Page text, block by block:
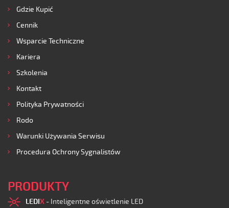
Gdzie Kupić
Cennik
Wsparcie Techniczne
Kariera
Szkolenia
Kontakt
Polityka Prywatności
Rodo
Warunki Używania Serwisu
Procedura Ochrony Sygnalistów
PRODUKTY
LEDIX - Inteligentne oświetlenie LED